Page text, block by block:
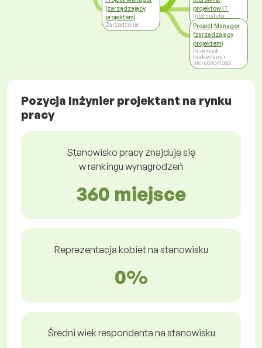
(zarządzający
projektem)
Zarządzanie
projektów IT
Informatyka
Project Manager
(zarządzający
projektem)
Przemysł
budowlany i
nieruchomości
Pozycja Inżynier projektant na rynku
pracy
Stanowisko pracy znajduje się
w rankingu wynagrodzeń
360 miejsce
Reprezentacja kobiet na stanowisku
0%
Średni wiek respondenta na stanowisku